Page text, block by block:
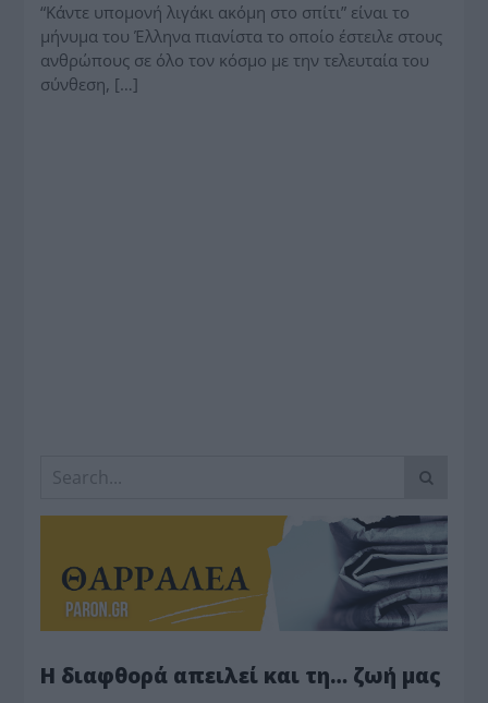
“Κάντε υπομονή λιγάκι ακόμη στο σπίτι” είναι το
μήνυμα του Έλληνα πιανίστα το οποίο έστειλε στους
ανθρώπους σε όλο τον κόσμο με την τελευταία του
σύνθεση, […]
Η διαφθορά απειλεί και τη… ζωή μας